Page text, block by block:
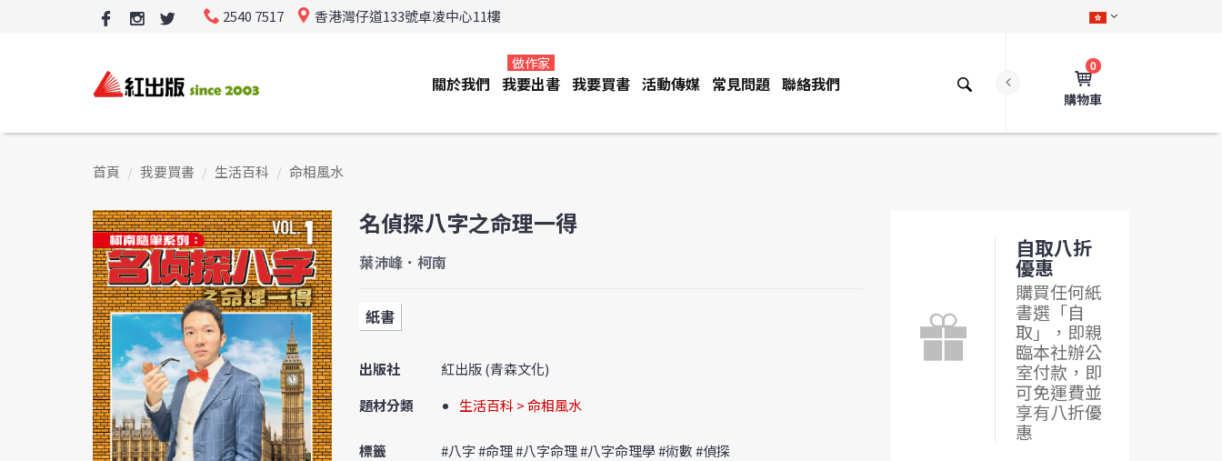
2540 7517 香港灣仔道133號卓凌中心11樓
0
購物車
關於我們 我要出書
做作家
我要買書 活動傳媒 常見問題 聯絡我們
首頁 我要買書 生活百科 命相風水
名偵探八字之命理一得
葉沛峰．柯南
紙書
出版社
紅出版 (青森文化)
題材分類
生活百科 > 命相風水
標籤
#八字 #命理 #八字命理 #八字命理學 #術數 #偵探
自取八折
優惠
購買任何紙
書選「自
取」，即親
臨本社辦公
室付款，即
可免運費並
享有八折優
惠